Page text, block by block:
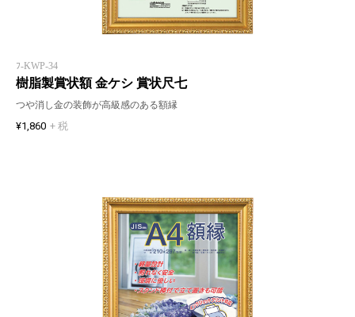
ﾌ-KWP-34
樹脂製賞状額 金ケシ 賞状尺七
つや消し金の装飾が高級感のある額縁
¥1,860 + 税